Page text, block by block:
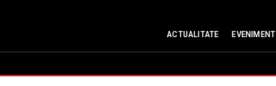
ACTUALITATE EVENIMENT